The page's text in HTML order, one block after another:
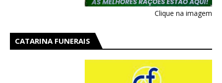
Clique na imagem
CATARINA FUNERAIS